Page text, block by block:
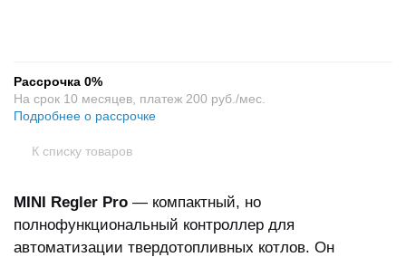
Рассрочка 0%
На срок 10 месяцев, платеж 200 руб./мес.
Подробнее о рассрочке
К списку товаров
MINI Regler Pro — компактный, но
полнофункциональный контроллер для
автоматизации твердотопливных котлов. Он